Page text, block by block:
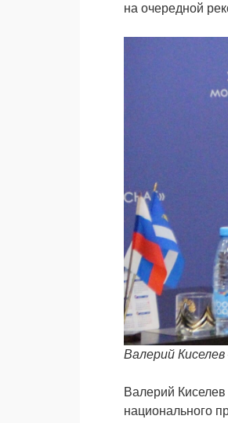
на очередной
Валерий
Валерий Киселев
национального